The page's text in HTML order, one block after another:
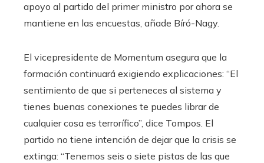
apoyo al partido del primer ministro por ahora se
mantiene en las encuestas, añade Bíró-Nagy.
El vicepresidente de Momentum asegura que la
formación continuará exigiendo explicaciones: “El
sentimiento de que si perteneces al sistema y
tienes buenas conexiones te puedes librar de
cualquier cosa es terrorífico”, dice Tompos. El
partido no tiene intención de dejar que la crisis se
extinga: “Tenemos seis o siete pistas de las que